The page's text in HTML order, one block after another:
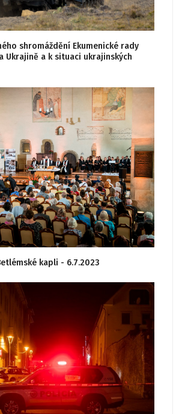
shromáždění Ekumenické rady
Ukrajině a k situaci ukrajinských
kapli - 6.7.2023